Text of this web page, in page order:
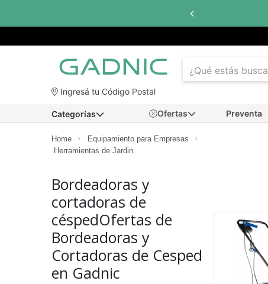
Ingresá tu Código Postal
Ofertas Preventa
Categorías
Home
Equipamiento para Empresas
Herramientas de Jardin
Bordeadoras y
cortadoras de
céspedOfertas de
Bordeadoras y
Cortadoras de Cesped
en Gadnic